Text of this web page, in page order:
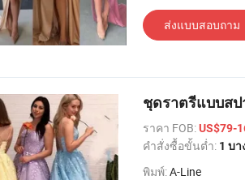
ส่งแบบสอบถาม
ชุดราตรีแบบสป
ราคา FOB:US$79-
คำสั่งซื้อขั้นต่ำ: 1 บ
พิมพ์:A-Line